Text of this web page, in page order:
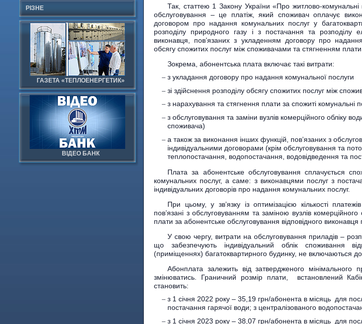
РІЗНЕ
ГАЗЕТА «ТЕПЛОЕНЕРГЕТИК»
ВІДЕО БАНК
Так, статтею 1 Закону України «Про житлово-
обслуговування – це платіж, який споживач оплачує
договором про надання комунальних послуг у
розподілу природного газу і з постачання та розподілу
виконавця, пов’язаних з укладенням договору про
обсягу спожитих послуг між споживачами та стягненням плати
Зокрема, абонентська плата включає такі витрати:
з укладання договору про надання комунальної послуги
зі здійснення розподілу обсягу спожитих послуг між
з нарахування та стягнення плати за спожиті комунальні
з обслуговування та заміни вузлів комерційного обліку
споживача)
а також за виконання інших функцій, пов’язаних з
індивідуальними договорами (крім обслуговування та
теплопостачання, водопостачання, водовідведення та
Плата за абонентське обслуговування сплачується
комунальних послуг, а саме: з виконавцями послуг з
індивідуальних договорів про надання комунальних послуг.
При цьому, у зв’язку із оптимізацією кількості
пов’язані з обслуговуванням та заміною вузлів
плати за абонентське обслуговування відповідного виконавця
У свою чергу, витрати на обслуговування приладів –
що забезпечують індивідуальний облік споживання
(приміщеннях) багатоквартирного будинку, не включаються
Абонплата залежить від затвердженого
змінюватись. Граничний розмір плати, встановлений
становить:
з 1 січня 2022 року – 35,19 грн/абонента в місяць для
постачання гарячої води; з централізованого
з 1 січня 2023 року – 38,07 грн/абонента в місяць для